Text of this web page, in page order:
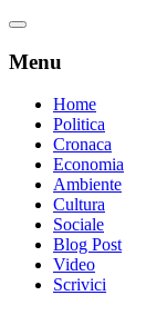
Menu
Home
Politica
Cronaca
Economia
Ambiente
Cultura
Sociale
Blog Post
Video
Scrivici